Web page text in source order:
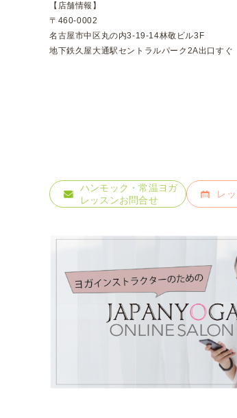
【店舗情報】
〒460-0002
名古屋市中区丸の内3-19-14林敬ビル3F
地下鉄久屋大通駅セントラルパーク2A出口すぐ
ハンモック・常温ヨガ
レッスンお問合せ
レ